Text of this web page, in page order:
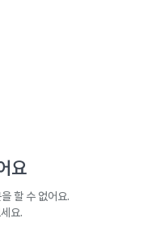
요
할 수 없어요.
요.